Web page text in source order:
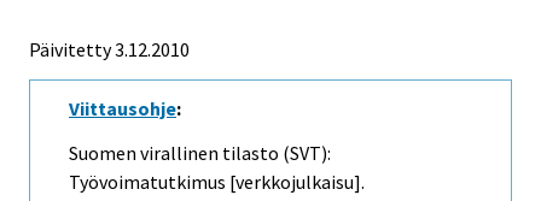
Päivitetty 3.12.2010
Viittausohje:
Suomen virallinen tilasto (SVT):
Työvoimatutkimus [verkkojulkaisu].